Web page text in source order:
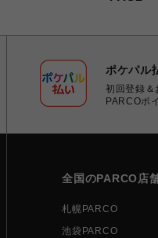
ポケパル
初回登録
PARCOポ
全国のPARCO店
札幌PARCO
池袋PARCO